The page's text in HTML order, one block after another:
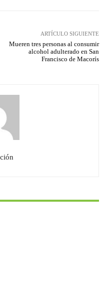
ARTÍCULO SIGUIENTE
Mueren tres personas al consumir
alcohol adulterado en San
Francisco de Macorís